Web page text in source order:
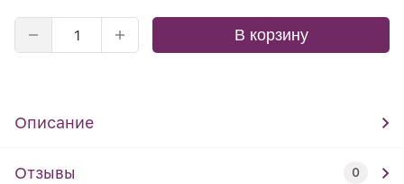
В корзину
Описание
Отзывы 0